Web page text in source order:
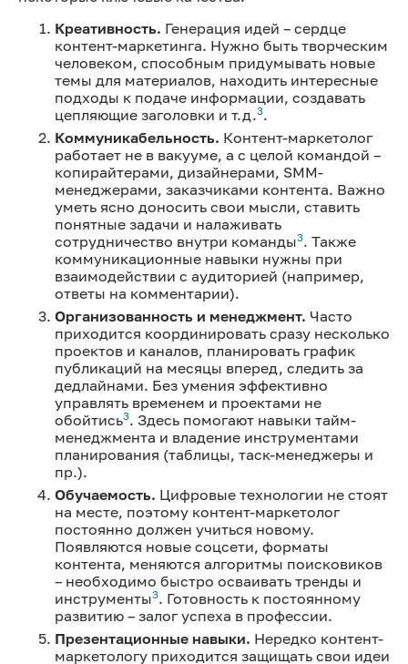
Креативность. Генерация идей – сердце
контент-маркетинга. Нужно быть творческим
человеком, способным придумывать новые
темы для материалов, находить интересные
подходы к подаче информации, создавать
цепляющие заголовки и т.д.3.
Коммуникабельность. Контент-маркетолог
работает не в вакууме, а с целой командой –
копирайтерами, дизайнерами, SMM-
менеджерами, заказчиками контента. Важно
уметь ясно доносить свои мысли, ставить
понятные задачи и налаживать
сотрудничество внутри команды3. Также
коммуникационные навыки нужны при
взаимодействии с аудиторией (например,
ответы на комментарии).
Организованность и менеджмент. Часто
приходится координировать сразу несколько
проектов и каналов, планировать график
публикаций на месяцы вперед, следить за
дедлайнами. Без умения эффективно
управлять временем и проектами не
обойтись3. Здесь помогают навыки тайм-
менеджмента и владение инструментами
планирования (таблицы, таск-менеджеры и
пр.).
Обучаемость. Цифровые технологии не стоят
на месте, поэтому контент-маркетолог
постоянно должен учиться новому.
Появляются новые соцсети, форматы
контента, меняются алгоритмы поисковиков
– необходимо быстро осваивать тренды и
инструменты3. Готовность к постоянному
развитию – залог успеха в профессии.
Презентационные навыки. Нередко контент-
маркетологу приходится защищать свои идеи